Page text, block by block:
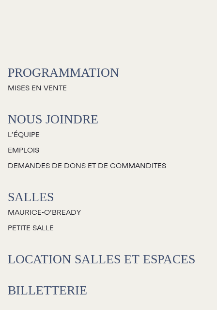
Promotions
Cartes-cadeaux
Jeunesse
Sorties scolaires
Les Mordus
Les vendredis autour du feu de
camp
PROGRAMMATION
MISES EN VENTE
NOUS JOINDRE
L’ÉQUIPE
EMPLOIS
DEMANDES DE DONS ET DE COMMANDITES
SALLES
MAURICE‑O’BREADY
PETITE SALLE
LOCATION SALLES ET ESPACES
BILLETTERIE